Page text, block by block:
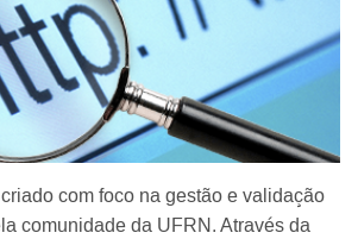
com foco na gestão e validação
comunidade da UFRN. Através da